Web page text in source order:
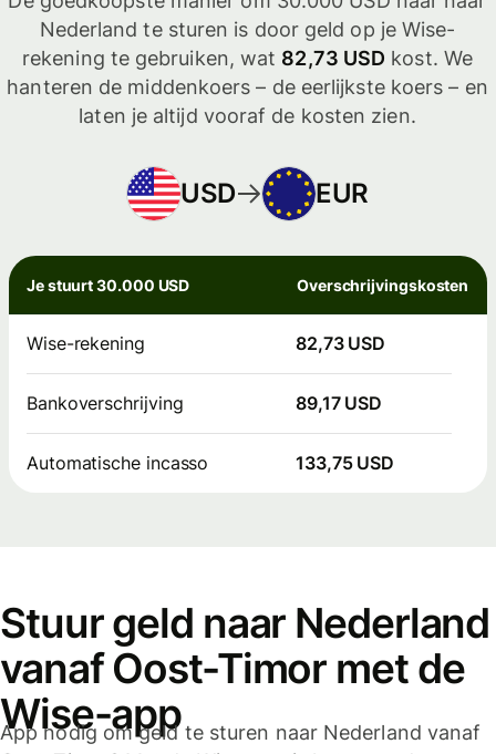
Nederland te sturen is door geld op je Wise-
rekening te gebruiken, wat 82,73 USD kost. We
hanteren de middenkoers – de eerlijkste koers – en
laten je altijd vooraf de kosten zien.
USD EUR
Je stuurt 30.000 USD Overschrijvingskosten
Wise-rekening 82,73 USD
Bankoverschrijving 89,17 USD
Automatische incasso 133,75 USD
Stuur geld naar Nederland
vanaf Oost-Timor met de
Wise-app
App nodig om geld te sturen naar Nederland vanaf